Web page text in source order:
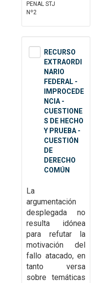
PENAL STJ
Nº2
RECURSO
EXTRAORDI
NARIO
FEDERAL -
IMPROCEDE
NCIA -
CUESTIONE
S DE HECHO
Y PRUEBA -
CUESTIÓN
DE
DERECHO
COMÚN
La
argumentación
desplegada no
resulta idónea
para refutar la
motivación del
fallo atacado, en
tanto versa
sobre temáticas